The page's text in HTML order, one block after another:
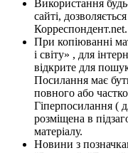
Використання
сайті,
Корреспондент.net.
При копіюванні
і світу» , для
відкрите для
Посилання має
повного або
Гіперпосилання (
розміщена в
матеріалу.
Новини з